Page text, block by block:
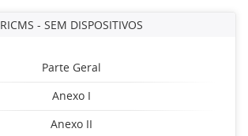
RICMS - SEM DISPOSITIVOS
Parte Geral
Anexo I
Anexo II